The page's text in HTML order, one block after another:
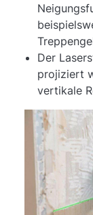
Der
projiziert
vertikale